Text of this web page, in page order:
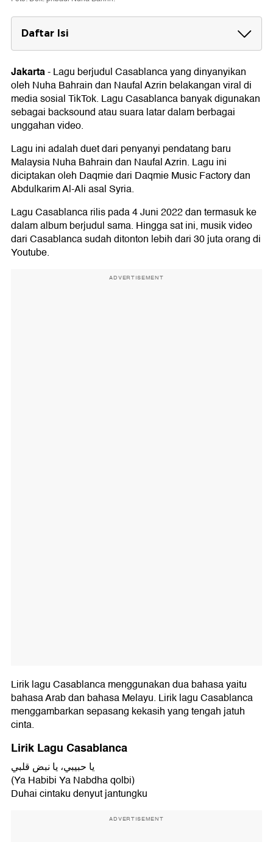
Daftar Isi
Lirik Lagu Casablanca
Reff
Reff
Reff
Jakarta-Lagu berjudul Casablanca yang dinyanyikan
oleh Nuha Bahrain dan Naufal Azrin belakangan viral di
media sosial TikTok. Lagu Casablanca banyak digunakan
sebagai backsound atau suara latar dalam berbagai
unggahan video.
Lagu ini adalah duet dari penyanyi pendatang baru
Malaysia Nuha Bahrain dan Naufal Azrin. Lagu ini
diciptakan oleh Daqmie dari Daqmie Music Factory dan
Abdulkarim Al-Ali asal Syria.
Lagu Casablanca rilis pada 4 Juni 2022 dan termasuk ke
dalam album berjudul sama. Hingga sat ini, musik video
dari Casablanca sudah ditonton lebih dari 30 juta orang di
Youtube.
ADVERTISEMENT
Lirik lagu Casablanca menggunakan dua bahasa yaitu
bahasa Arab dan bahasa Melayu. Lirik lagu Casablanca
menggambarkan sepasang kekasih yang tengah jatuh
cinta.
Lirik Lagu Casablanca
يا حبيبي، يا نبض قلبي
(Ya Habibi Ya Nabdha qolbi)
Duhai cintaku denyut jantungku
ADVERTISEMENT